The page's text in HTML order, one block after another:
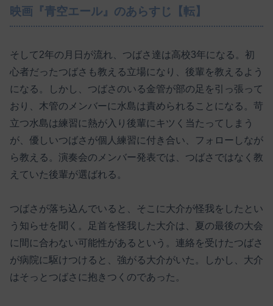
映画『青空エール』のあらすじ【転】
そして2年の月日が流れ、つばさ達は高校3年になる。初
心者だったつばさも教える立場になり、後輩を教えるよう
になる。しかし、つばさのいる金管が部の足を引っ張って
おり、木管のメンバーに水島は責められることになる。苛
立つ水島は練習に熱が入り後輩にキツく当たってしまう
が、優しいつばさが個人練習に付き合い、フォローしなが
ら教える。演奏会のメンバー発表では、つばさではなく教
えていた後輩が選ばれる。
つばさが落ち込んでいると、そこに大介が怪我をしたとい
う知らせを聞く。足首を怪我した大介は、夏の最後の大会
に間に合わない可能性があるという。連絡を受けたつばさ
が病院に駆けつけると、強がる大介がいた。しかし、大介
はそっとつばさに抱きつくのであった。